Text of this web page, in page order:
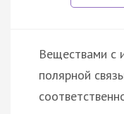
Веществами с
полярной